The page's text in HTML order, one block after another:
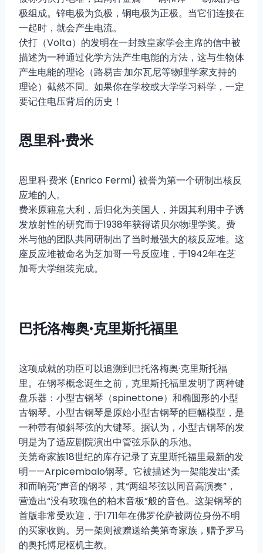
极组成。锌电极为负极，铜电极为正极。当它们连接在
一起时，就会产生电流。
伏打（Volta）的发明在一封致皇家学会主席的信中被
描述为一种通过化学方法产生电能的方法，这与生物体
产生电能的理论（路易吉·加尔瓦尼等物理学家支持的
理论）截然不同。如果你在学校或大学学习科学，一定
要记住电压背后的历史！
恩里科·费米
恩里科·费米 (Enrico Fermi) 被誉为第一个研制出核反
应堆的人。
费米原籍意大利，后归化为美国人，并因其利用中子诱
发放射性的研究而于1938年获得诺贝尔物理学奖。费
米与他的团队共同研制出了当时最强大的核反应堆。这
座反应堆被命名为芝加哥一号反应堆，于1942年在芝
加哥大学组装完成。
巴托洛梅奥·克里斯托福里
这项成就的功臣可以追溯到巴托洛梅奥·克里斯托福
里。在钢琴概念诞生之前，克里斯托福里发明了两种键
盘乐器：小型古钢琴（spinettone）和椭圆形的小型
古钢琴。小型古钢琴是原始小型古钢琴的巨幅模型，是
一种带有倾斜琴弦的大键琴。据认为，小型古钢琴的发
明是为了适应剧院演出中管弦乐队的乐池。
美第奇家族18世纪的库存记录了克里斯托福里最新的发
明——Arpicembalo钢琴。它被描述为一架能发出“柔
和而响亮”声音的钢琴，其“两组琴弦以同音高演奏”，
营造出“没有玫瑰色的柏木音板”般的音色。这架钢琴的
首版非常受欢迎，于1711年在佛罗伦萨被两位身份不明
的买家收购。另一架则被赠送给美第奇家族，赠予罗马
的奥托博尼枢机主教。